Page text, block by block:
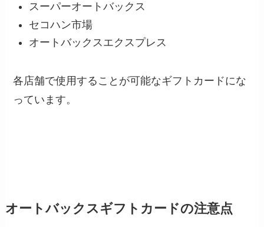
スーパーオートバックス
セコハン市場
オートバックスエクスプレス
各店舗で使用することが可能なギフトカードにな
っています。
オートバックスギフトカードの注意点